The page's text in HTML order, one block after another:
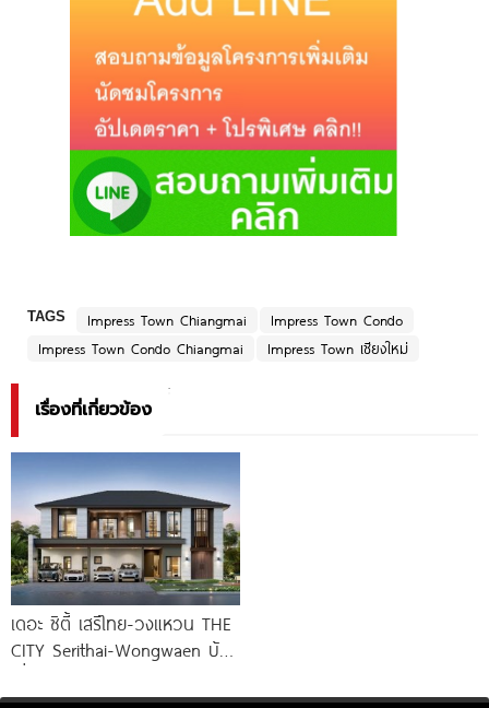
TAGS Impress Town Chiangmai
Impress Town Condo
Impress Town Condo Chiangmai
Impress Town เชียงใหม่
เรื่องที่เกี่ยวข้อง
เดอะ ซิตี้ เสรีไทย-วงแหวน THE
CITY Serithai-Wongwaen บ้าน